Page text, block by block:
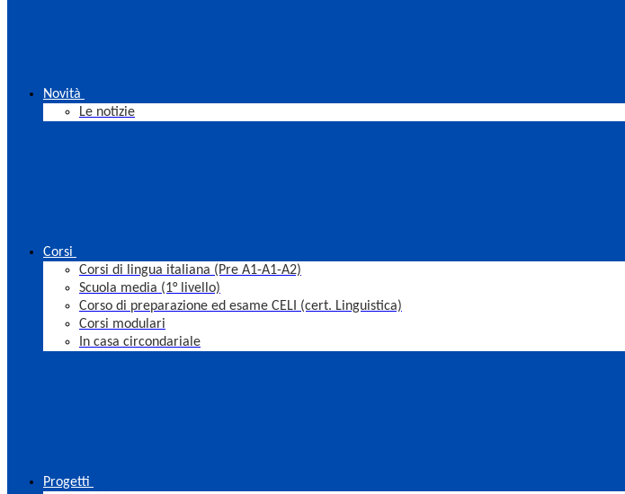
Novità
Le notizie
Corsi
Corsi di lingua italiana (Pre A1-A1-A2)
Scuola media (1° livello)
Corso di preparazione ed esame CELI (cert. Linguistica)
Corsi modulari
In casa circondariale
Progetti